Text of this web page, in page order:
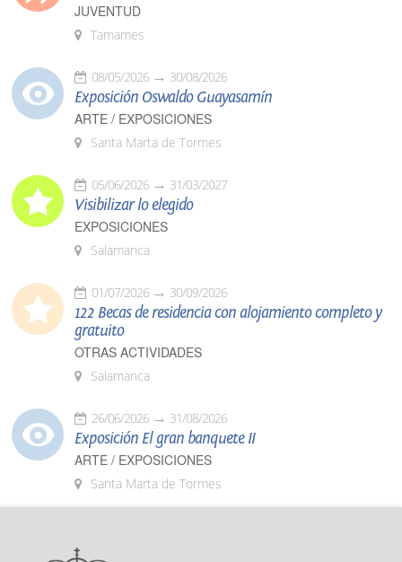
JUVENTUD
Tamames
08/05/2026 30/08/2026
Exposición Oswaldo Guayasamín
ARTE / EXPOSICIONES
Santa Marta de Tormes
05/06/2026 31/03/2027
Visibilizar lo elegido
EXPOSICIONES
Salamanca
01/07/2026 30/09/2026
122 Becas de residencia con alojamiento completo y
gratuito
OTRAS ACTIVIDADES
Salamanca
26/06/2026 31/08/2026
Exposición El gran banquete II
ARTE / EXPOSICIONES
Santa Marta de Tormes